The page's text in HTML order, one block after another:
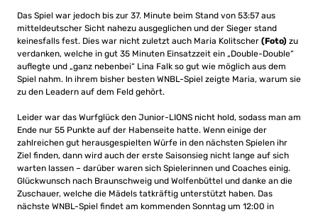
Das Spiel war jedoch bis zur 37. Minute beim Stand von 53:57 aus
mitteldeutscher Sicht nahezu ausgeglichen und der Sieger stand
keinesfalls fest. Dies war nicht zuletzt auch Maria Kolitscher (Foto) zu
verdanken, welche in gut 35 Minuten Einsatzzeit ein „Double-Double“
auflegte und „ganz nebenbei“ Lina Falk so gut wie möglich aus dem
Spiel nahm. In ihrem bisher besten WNBL-Spiel zeigte Maria, warum sie
zu den Leadern auf dem Feld gehört.
Leider war das Wurfglück den Junior-LIONS nicht hold, sodass man am
Ende nur 55 Punkte auf der Habenseite hatte. Wenn einige der
zahlreichen gut herausgespielten Würfe in den nächsten Spielen ihr
Ziel finden, dann wird auch der erste Saisonsieg nicht lange auf sich
warten lassen – darüber waren sich Spielerinnen und Coaches einig.
Glückwunsch nach Braunschweig und Wolfenbüttel und danke an die
Zuschauer, welche die Mädels tatkräftig unterstützt haben. Das
nächste WNBL-Spiel findet am kommenden Sonntag um 12:00 in